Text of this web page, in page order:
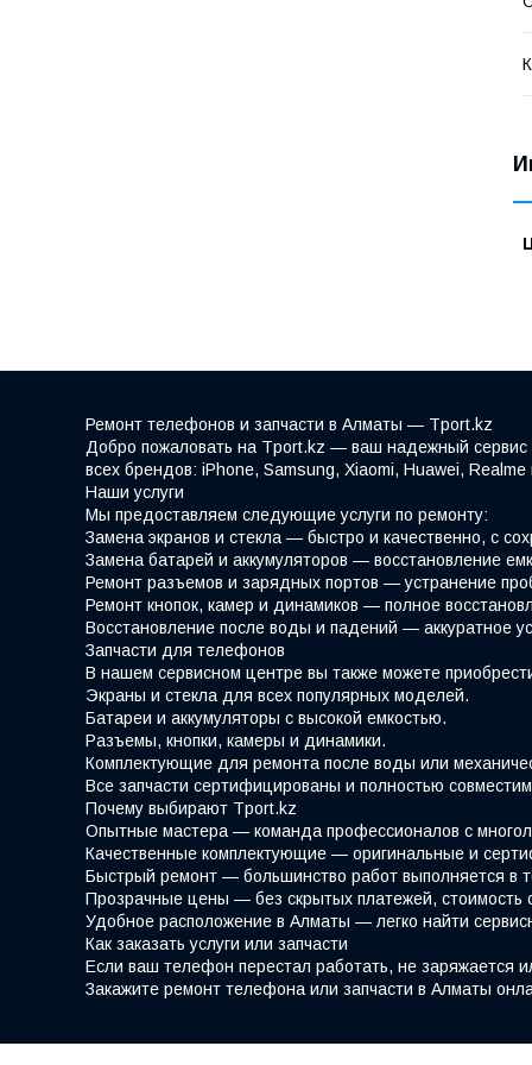
Ремонт телефонов и запчасти в Алматы — Tport.kz
Добро пожаловать на Tport.kz — ваш надежный сервис
всех брендов: iPhone, Samsung, Xiaomi, Huawei,
Наши услуги
Мы предоставляем следующие услуги по ремонту:
Замена экранов и стекла — быстро и качественно, с
Замена батарей и аккумуляторов — восстановление
Ремонт разъемов и зарядных портов — устранение
Ремонт кнопок, камер и динамиков — полное
Восстановление после воды и падений — аккуратное
Запчасти для телефонов
В нашем сервисном центре вы также можете
Экраны и стекла для всех популярных моделей.
Батареи и аккумуляторы с высокой емкостью.
Разъемы, кнопки, камеры и динамики.
Комплектующие для ремонта после воды или
Все запчасти сертифицированы и полностью
Почему выбирают Tport.kz
Опытные мастера — команда профессионалов с
Качественные комплектующие — оригинальные и
Быстрый ремонт — большинство работ выполняется в
Прозрачные цены — без скрытых платежей, стоимость
Удобное расположение в Алматы — легко найти
Как заказать услуги или запчасти
Если ваш телефон перестал работать, не
Закажите ремонт телефона или запчасти в Алматы